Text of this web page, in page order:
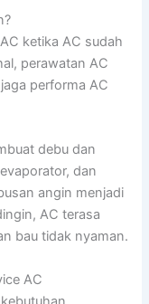
ketika AC sudah
perawatan AC
performa AC
debu dan
dan
angin menjadi
AC terasa
bau tidak nyaman.
AC